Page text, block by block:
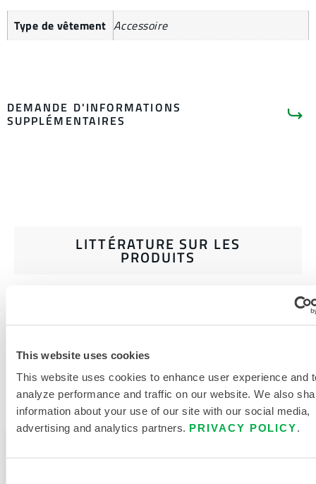
This website uses cookies
This website uses cookies to enhance user experience and
analyze performance and traffic on our website. We also
information about your use of our site with our social media,
advertising and analytics partners. PRIVACY POLICY.
Type de vêtement Accessoire
DEMANDE D'INFORMATIONS
SUPPLÉMENTAIRES
LITTÉRATURE SUR LES
PRODUITS
Disponible dans ces régions de vente : CHINE, ASIE.